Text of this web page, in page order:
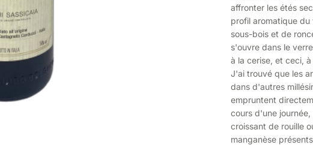
affronter les étés
profil aromatique
sous-bois et de
s'ouvre dans le
à la cerise, et ceci,
J'ai trouvé que les
dans d'autres
empruntent
cours d'une
croissant de rouille
manganèse